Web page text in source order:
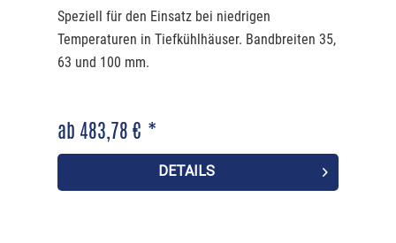
Speziell für den Einsatz bei niedrigen
Temperaturen in Tiefkühlhäuser. Bandbreiten 35,
63 und 100 mm.
ab 483,78 € *
DETAILS